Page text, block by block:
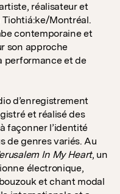
réalisateur et
Montréal.
contemporaine et
son approche
performance et de
d’enregistrement
et réalisé des
façonner l’identité
de genres variés. Au
In My Heart, un
électronique,
et chant modal